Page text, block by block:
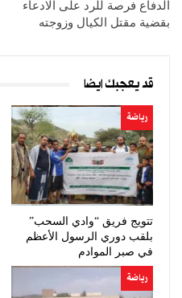
الدفاع فرصة للرد على الادعاء
بقضية مقتل الكيال وزوجته
قد يعجبك ايضا
رياضة
تتويج فريق “وادي السحب”
بلقب دوري الرسول الأعظم
في صبر الموادم
رياضة